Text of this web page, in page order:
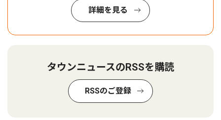
詳細を見る
タウンニュースのRSSを購読
RSSのご登録